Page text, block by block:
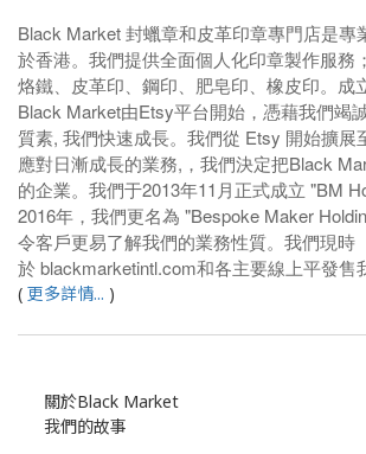
Black Market 封蠟章和皮革印章專門店是專
於香港。我們提供全面個人化印章製作服務
烙鐵、皮革印、鋼印、肥皂印、橡皮印。 成
Black Market由Etsy平台開始，憑藉我們竭
質素, 我們快速成長。我們從 Etsy 開始擴展
應對日漸成長的業務,，我們決定把Black
的企業。我們于2013年11月正式成立 "BM
2016年，我們更名為 "Bespoke Maker
令客戶更易了解我們的業務性質。我們現時
於blackmarketintl.com和各主要線上平發售
( 更多詳情... )
關於Black Market
我們的故事